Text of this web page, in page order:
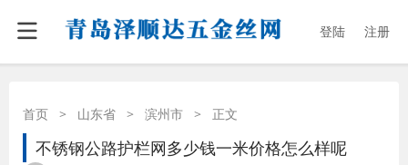
登陆 注册
首页 > 山东省 > 滨州市 > 正文
不锈钢公路护栏网多少钱一米价格怎么样呢